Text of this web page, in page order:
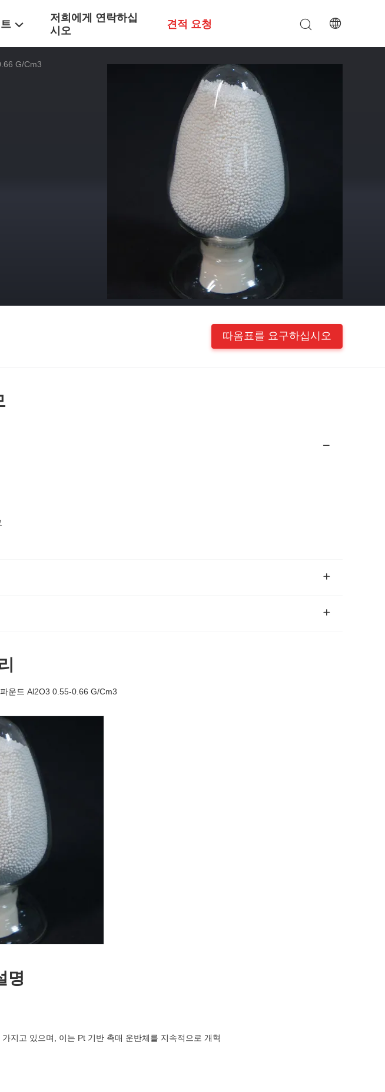
저희에게 연락하십
시오
견적 요청
G/Cm3
따옴표를 요구하십시오
운드 Al2O3 0.55-0.66 G/Cm3
명
지고 있으며, 이는 Pt 기반 촉매 운반체를 지속적으로 개혁